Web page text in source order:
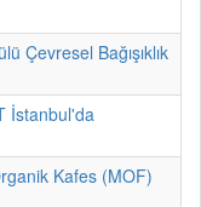
Çevresel Bağışıklık
İstanbul'da
Kafes (MOF)